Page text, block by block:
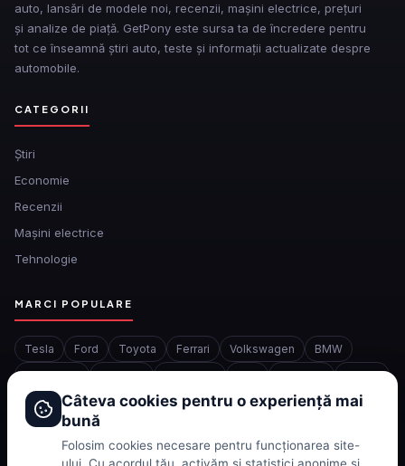
auto, lansări de modele noi, recenzii, mașini electrice, prețuri
și analize de piață. GetPony este sursa ta de încredere pentru
tot ce înseamnă știri auto, teste și informații actualizate despre
automobile.
CATEGORII
Ştiri
Economie
Recenzii
Mașini electrice
Tehnologie
MARCI POPULARE
Tesla Ford Toyota Ferrari Volkswagen
BMW
Mercedes
Porsche Chevrolet BYD McLaren Honda
INFORMATII
Câteva cookies pentru o experiență mai
bună
Folosim cookies necesare pentru funcționarea site-